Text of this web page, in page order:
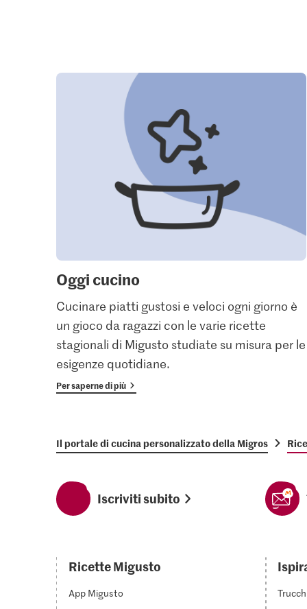
Oggi cucino
Cucinare piatti gustosi e veloci ogni giorno è
un gioco da ragazzi con le varie ricette
stagionali di Migusto studiate su misura per le
esigenze quotidiane.
Per saperne di più
Il portale di cucina personalizzato della Migros
Iscriviti subito
Ricette Migusto
App Migusto